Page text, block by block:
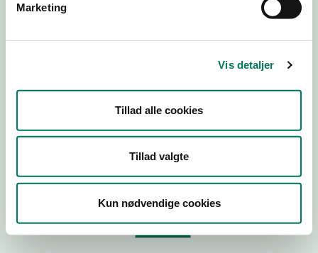
Marketing
Vis detaljer
Tillad alle cookies
Tillad valgte
Kun nødvendige cookies
ID-nummer
P-nr
Tilføj smiley til dit website
Kopier link til at indsætte på virksomhedens hjemmeside